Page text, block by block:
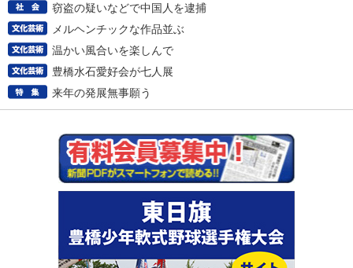
窃盗の疑いなどで中国人を逮捕
メルヘンチックな作品並ぶ
温かい風合いを楽しんで
豊橋水石愛好会が七人展
来年の発展無事願う